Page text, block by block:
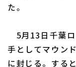
た。
5月13日千葉
手としてマウン
に封じる。する